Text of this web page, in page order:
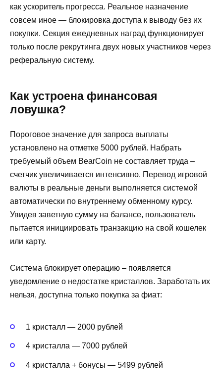
как ускоритель прогресса. Реальное назначение
совсем иное — блокировка доступа к выводу без их
покупки. Секция ежедневных наград функционирует
только после рекрутинга двух новых участников через
реферальную систему.
Как устроена финансовая
ловушка?
Пороговое значение для запроса выплаты
установлено на отметке 5000 рублей. Набрать
требуемый объем BearCoin не составляет труда –
счетчик увеличивается интенсивно. Перевод игровой
валюты в реальные деньги выполняется системой
автоматически по внутреннему обменному курсу.
Увидев заветную сумму на балансе, пользователь
пытается инициировать транзакцию на свой кошелек
или карту.
Система блокирует операцию – появляется
уведомление о недостатке кристаллов. Заработать их
нельзя, доступна только покупка за фиат:
1 кристалл — 2000 рублей
4 кристалла — 7000 рублей
4 кристалла + бонусы — 5499 рублей